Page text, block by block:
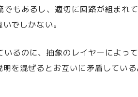
もあるし、適切に回路が組ま
でしかない。
るのに、抽象のレイヤーによ
を混ぜるとお互いに矛盾してい